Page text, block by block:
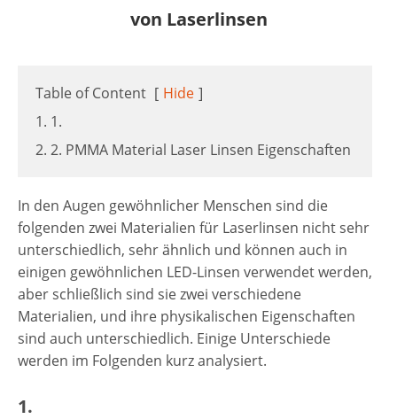
von Laserlinsen
Table of Content [ Hide ]
1. 1.
2. 2. PMMA Material Laser Linsen Eigenschaften
In den Augen gewöhnlicher Menschen sind die
folgenden zwei Materialien für Laserlinsen nicht sehr
unterschiedlich, sehr ähnlich und können auch in
einigen gewöhnlichen LED-Linsen verwendet werden,
aber schließlich sind sie zwei verschiedene
Materialien, und ihre physikalischen Eigenschaften
sind auch unterschiedlich. Einige Unterschiede
werden im Folgenden kurz analysiert.
1.